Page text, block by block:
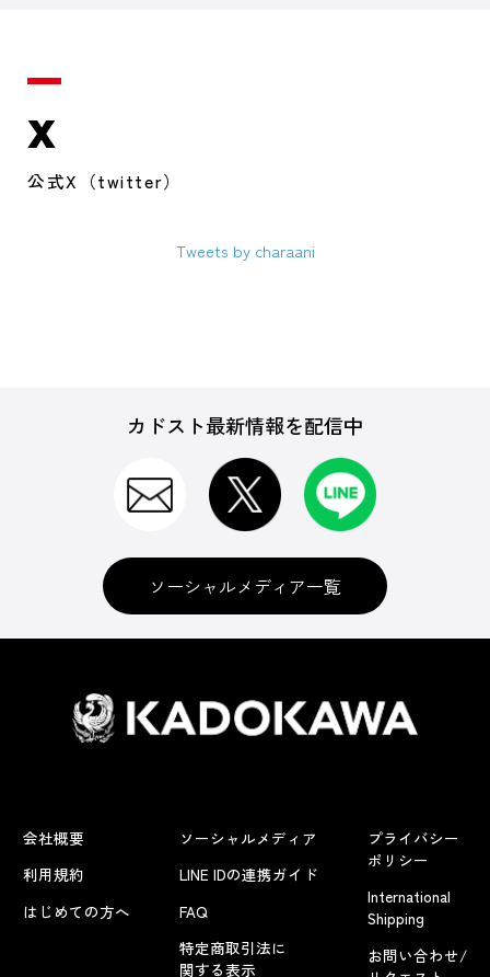
X
公式X（twitter）
Tweets by charaani
カドスト最新情報を配信中
ソーシャルメディア一覧
会社概要
利用規約
はじめての方へ
ソーシャルメディア
LINE IDの連携ガイド
FAQ
特定商取引法に
関する表示
プライバシー
ポリシー
International
Shipping
お問い合わせ/